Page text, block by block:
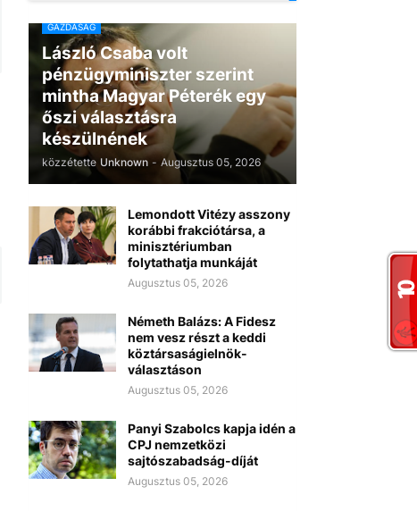
GAZDASÁG
László Csaba volt
pénzügyminiszter szerint
mintha Magyar Péterék egy
őszi választásra
készülnének
közzétette Unknown - Augusztus 05, 2026
Lemondott Vitézy asszony
korábbi frakciótársa, a
minisztériumban
folytathatja munkáját
Augusztus 05, 2026
Németh Balázs: A Fidesz
nem vesz részt a keddi
köztársaságielnök-
választáson
Augusztus 05, 2026
Panyi Szabolcs kapja idén a
CPJ nemzetközi
sajtószabadság-díját
Augusztus 05, 2026